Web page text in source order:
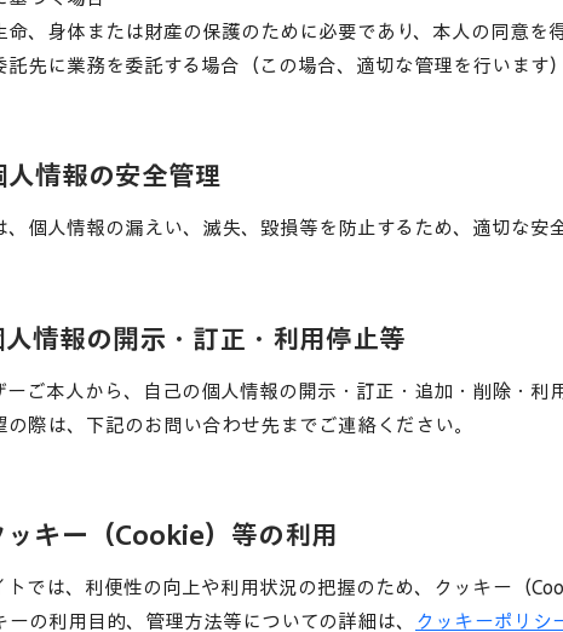
命、身体または財産の保護のために必要であり、本人の同意を
託先に業務を委託する場合（この場合、適切な管理を行います）
人情報の安全管理
、個人情報の漏えい、滅失、毀損等を防止するため、適切な安
人情報の開示・訂正・利用停止等
ーご本人から、自己の個人情報の開示・訂正・追加・削除・利
の際は、下記のお問い合わせ先までご連絡ください。
ッキー（Cookie）等の利用
トでは、利便性の向上や利用状況の把握のため、クッキー（
ーの利用目的、管理方法等についての詳細は、
クッキーポリシ